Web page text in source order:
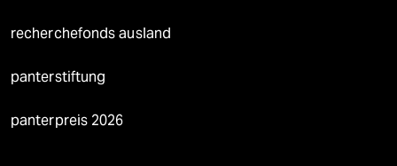
recherchefonds ausland
panterstiftung
panterpreis 2026